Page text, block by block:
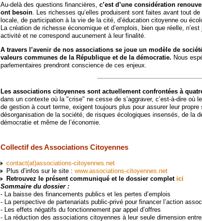
Au-delà des questions financières, c’est d’une considération
ont besoin . Les richesses qu’elles produisent sont faites avant tout
locale, de participation à la vie de la cité, d’éducation citoyenne ou
La création de richesse économique et d’emplois, bien que réelle,
activité et ne correspond aucunement à leur finalité.
A travers l’avenir de nos associations se joue un modèle de
valeurs communes de la République et de la démocratie. Nous
parlementaires prendront conscience de ces enjeux.
Les associations citoyennes sont actuellement confrontées à
dans un contexte où la "crise" ne cesse de s’aggraver, c’est-à-dire où
de gestion à court terme, exigent toujours plus pour assurer leur
désorganisation de la société, de risques écologiques insensés, de la
démocratie et même de l’économie.
Collectif des Associations Citoyennes
contact(at)associations-citoyennes.net
Plus d’infos sur le site : www.associations-citoyennes.net
Retrouvez le présent communiqué et le dossier complet ici
Sommaire du dossier :
- La baisse des financements publics et les pertes d’emplois
- La perspective de partenariats public-privé pour financer l’action
- Les effets négatifs du fonctionnement par appel d’offres
- La réduction des associations citoyennes à leur seule dimension